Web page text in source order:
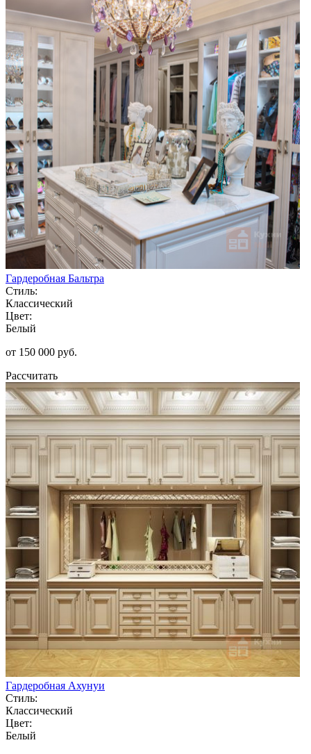
Гардеробная Бальтра
Стиль:
Классический
Цвет:
Белый
от 150 000 руб.
Рассчитать
Гардеробная Ахунуи
Стиль:
Классический
Цвет:
Белый